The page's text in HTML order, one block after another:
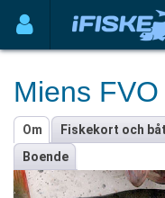
Miens FVO
Om Fiskekort och
Boende